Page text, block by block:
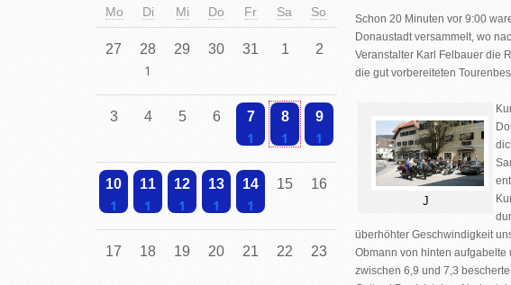
Mo Di Mi Do Fr Sa So
27 28
Einzelne Veranstaltung
29 30 31 1 2
3 4 5 6 7
Einzelne Veranstaltung
8
Einzelne Veranstaltung
9
Einzelne Veranstaltung
10 11 12 13 14 15 16
17 18 19 20 21 22 23
Schon 20 Minuten vor 9:00
Donaustadt versammelt, wo
Veranstalter Karl Felbauer die
die gut vorbereiteten
J
überhöhter Geschwindigkeit
Obmann von hinten
zwischen 6,9 und 7,3